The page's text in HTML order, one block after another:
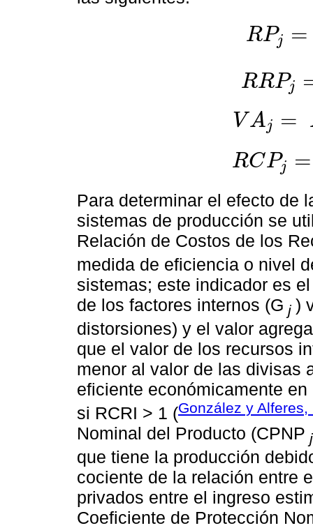
RPj =
RPj= A B Cj
RRPj
RRPj= DjB + Cj
V Aj =
VA = Aj- B
RCPj =
RCPj= CjA -
Para determinar el efecto de
sistemas de producción se
Relación de Costos de los
medida de eficiencia o nivel
sistemas; este indicador es
de los factores internos (G j )
distorsiones) y el valor
que el valor de los recursos
menor al valor de las divisas
eficiente económicamente
si RCRI > 1 (González y Alferes,
Nominal del Producto (CPNP j
que tiene la producción
cociente de la relación entre
privados entre el ingreso
Coeficiente de Protección